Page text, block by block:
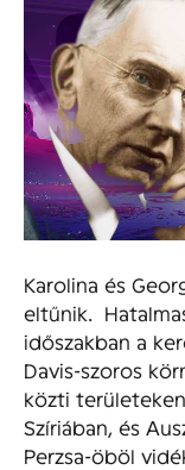
Karolina és
eltűnik.
időszakban a
Davis-szoros
közti
Szíriában, és
Perzsa-öböl